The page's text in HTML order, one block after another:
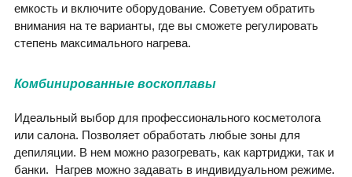
емкость и включите оборудование. Советуем обратить
внимания на те варианты, где вы сможете регулировать
степень максимального нагрева.
Комбинированные воскоплавы
Идеальный выбор для профессионального косметолога
или салона. Позволяет обработать любые зоны для
депиляции. В нем можно разогревать, как картриджи, так и
банки. Нагрев можно задавать в индивидуальном режиме.